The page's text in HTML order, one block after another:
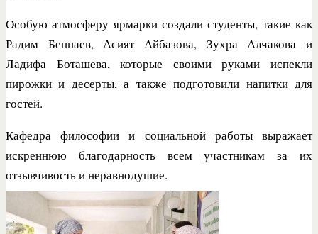
Особую атмосферу ярмарки создали студенты, такие как
Радим Беппаев, Асият Айбазова, Зухра Алчакова и
Ладифа Боташева, которые своими руками испекли
пирожки и десерты, а также подготовили напитки для
гостей.
Кафедра философии и социальной работы выражает
искреннюю благодарность всем участникам за их
отзывчивость и неравнодушие.